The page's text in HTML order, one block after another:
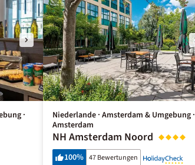
·
Niederlande · Amsterdam & Umgebung ·
Amsterdam
NH Amsterdam Noord
100% 47 Bewertungen